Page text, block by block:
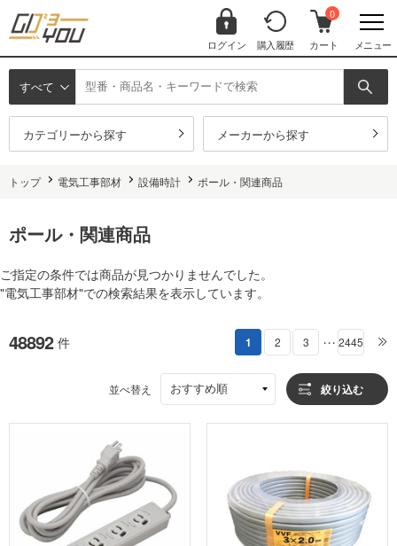
ログイン 購入履歴
0
カート メニュー
すべて
カテゴリーから探す メーカーから探す
トップ 電気工事部材 設備時計 ポール・関連商品
ポール・関連商品
ご指定の条件では商品が見つかりませんでした。
"電気工事部材"での検索結果を表示しています。
48892 件 1 2 3 ・・・ 2445
並べ替え おすすめ順 絞り込む